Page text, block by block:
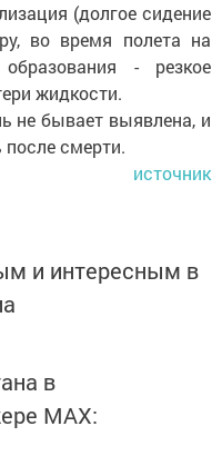
(долгое сидение
во время полета на
- резкое
жидкости.
не бывает выявлена, и
смерти.
источник
и интересным в
в
MАХ: